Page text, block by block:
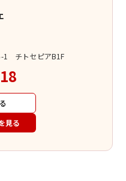
1 チトセピアB1F
見る